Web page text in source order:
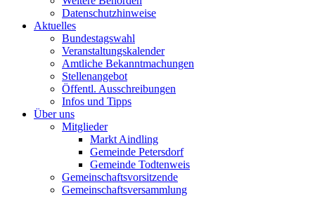
Datenschutzhinweise
Aktuelles
Bundestagswahl
Veranstaltungskalender
Amtliche Bekanntmachungen
Stellenangebot
Öffentl. Ausschreibungen
Infos und Tipps
Über uns
Mitglieder
Markt Aindling
Gemeinde Petersdorf
Gemeinde Todtenweis
Gemeinschaftsvorsitzende
Gemeinschaftsversammlung